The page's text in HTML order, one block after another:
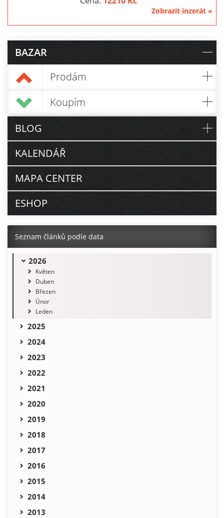
Zobrazit inzerát »
BAZAR
Prodám
Koupím
BLOG
KALENDÁŘ
MAPA CENTER
ESHOP
Seznam článků podle data
2026
Květen
Duben
Březen
Únor
Leden
2025
2024
2023
2022
2021
2020
2019
2018
2017
2016
2015
2014
2013